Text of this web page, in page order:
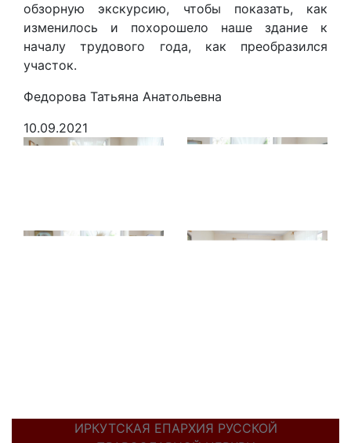
обзорную экскурсию, чтобы показать, как
изменилось и похорошело наше здание к
началу трудового года, как преобразился
участок.
Федорова Татьяна Анатольевна
10.09.2021
ИРКУТСКАЯ ЕПАРХИЯ РУССКОЙ